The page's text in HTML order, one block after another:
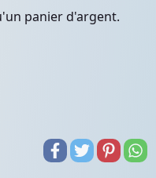
panier d'argent.